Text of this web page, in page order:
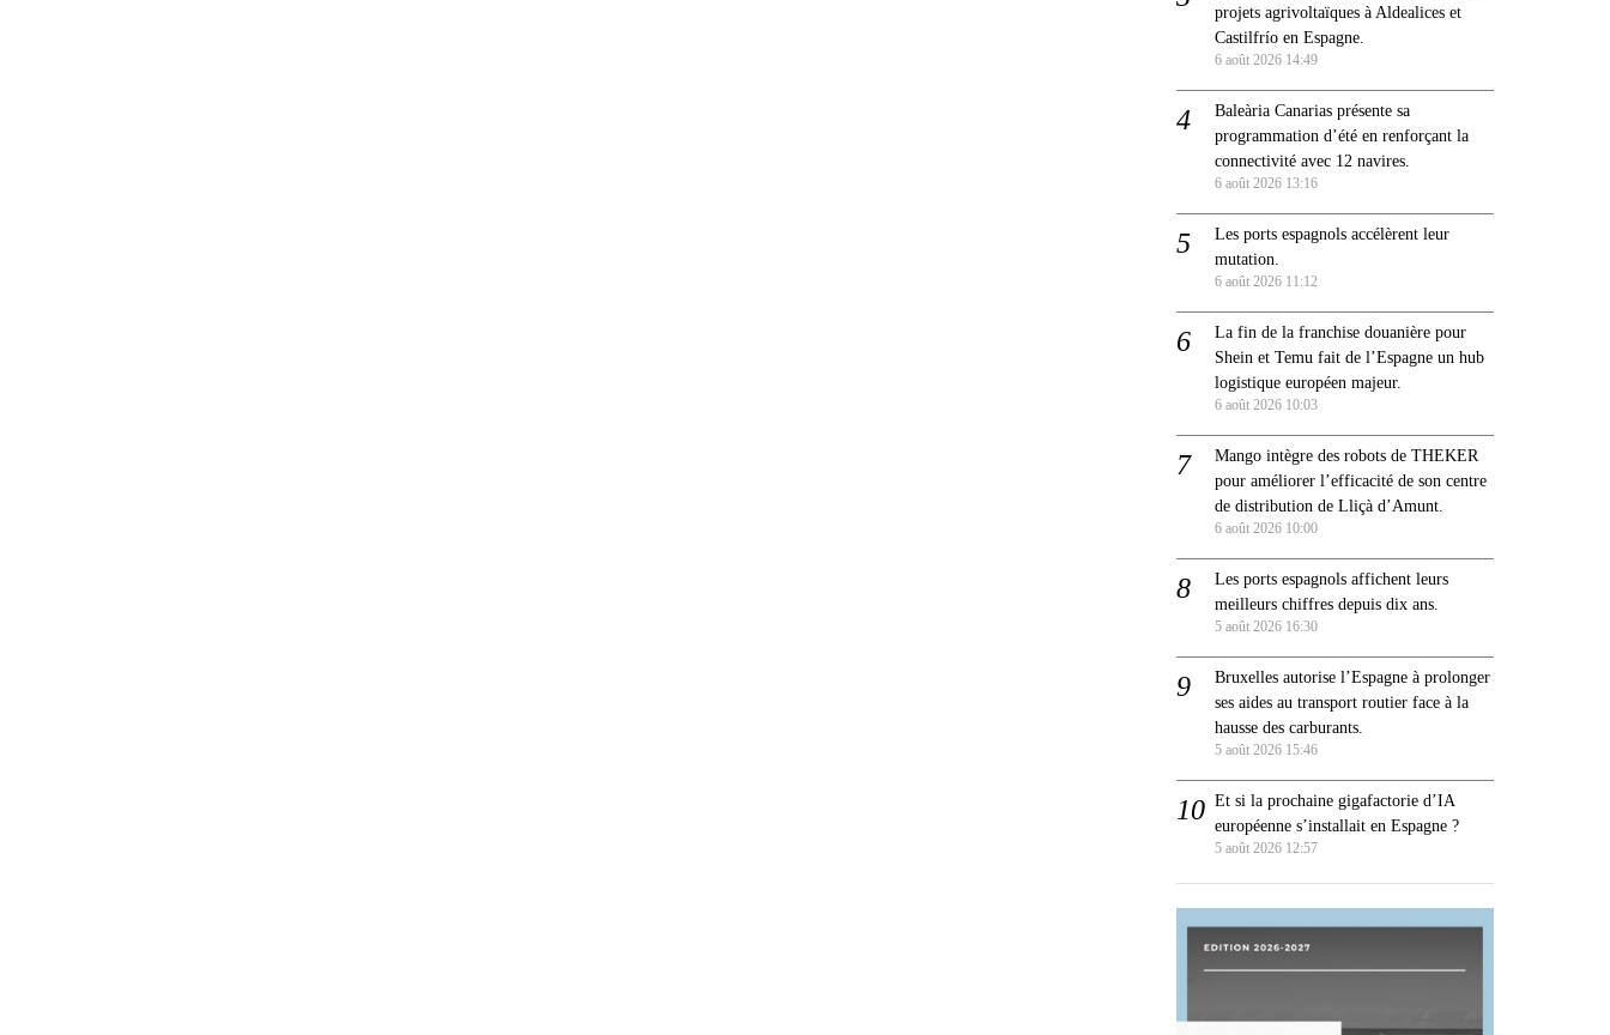
projets agrivoltaïques à Aldealices et
Castilfrío en Espagne.
6 août 2026 14:49
Baleària Canarias présente sa
programmation d’été en renforçant la
connectivité avec 12 navires.
6 août 2026 13:16
Les ports espagnols accélèrent leur
mutation.
6 août 2026 11:12
La fin de la franchise douanière pour
Shein et Temu fait de l’Espagne un hub
logistique européen majeur.
6 août 2026 10:03
Mango intègre des robots de THEKER
pour améliorer l’efficacité de son centre
de distribution de Lliçà d’Amunt.
6 août 2026 10:00
Les ports espagnols affichent leurs
meilleurs chiffres depuis dix ans.
5 août 2026 16:30
Bruxelles autorise l’Espagne à prolonger
ses aides au transport routier face à la
hausse des carburants.
5 août 2026 15:46
Et si la prochaine gigafactorie d’IA
européenne s’installait en Espagne ?
5 août 2026 12:57